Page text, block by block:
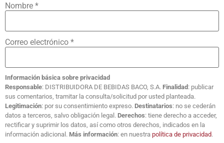
Nombre *
Correo electrónico *
Información básica sobre privacidad
Responsable: DISTRIBUIDORA DE BEBIDAS BACO, S.A. Finalidad: publicar
sus comentarios, tramitar la consulta/solicitud por usted planteada.
Legitimación: por su consentimiento expreso. Destinatarios: no se cederán
datos a terceros, salvo obligación legal. Derechos: tiene derecho a acceder,
rectificar y suprimir los datos, así como otros derechos, indicados en la
información adicional. Más información: en nuestra política de privacidad.